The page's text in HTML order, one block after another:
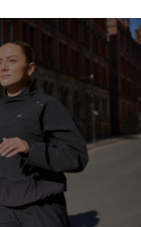
к идеальной ; ) Данный
продукт отлично
Соки, коктейли, вода.